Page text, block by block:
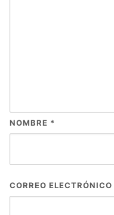
NOMBRE *
CORREO ELECTRÓNICO